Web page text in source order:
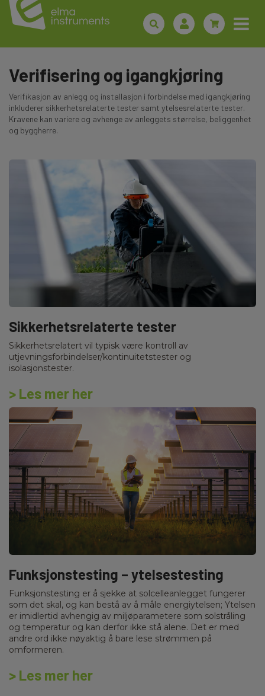
Verifisering og igangkjøring
Verifikasjon av anlegg og installasjon i forbindelse med igangkjøring
inkluderer sikkerhetsrelaterte tester samt ytelsesrelaterte tester.
Kravene kan variere og avhenge av anleggets størrelse, beliggenhet
og byggherre.
Sikkerhetsrelaterte tester
Sikkerhetsrelatert vil typisk være kontroll av
utjevningsforbindelser/kontinuitetstester og
isolasjonstester.
> Les mer her
Funksjonstesting – ytelsestesting
Funksjonstesting er å sjekke at solcelleanlegget fungerer
som det skal, og kan bestå av å måle energiytelsen; Ytelsen
er imidlertid avhengig av miljøparametere som solstråling
og temperatur og kan derfor ikke stå alene. Det er med
andre ord ikke nøyaktig å bare lese strømmen på
omformeren.
> Les mer her